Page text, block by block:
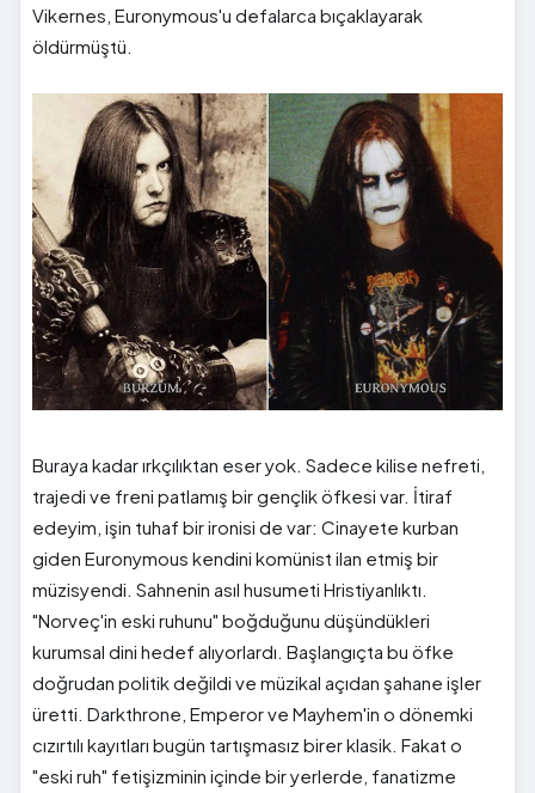
Vikernes, Euronymous'u defalarca bıçaklayarak
öldürmüştü.
Buraya kadar ırkçılıktan eser yok. Sadece kilise nefreti,
trajedi ve freni patlamış bir gençlik öfkesi var. İtiraf
edeyim, işin tuhaf bir ironisi de var: Cinayete kurban
giden Euronymous kendini komünist ilan etmiş bir
müzisyendi. Sahnenin asıl husumeti Hristiyanlıktı.
"Norveç'in eski ruhunu" boğduğunu düşündükleri
kurumsal dini hedef alıyorlardı. Başlangıçta bu öfke
doğrudan politik değildi ve müzikal açıdan şahane işler
üretti. Darkthrone, Emperor ve Mayhem'in o dönemki
cızırtılı kayıtları bugün tartışmasız birer klasik. Fakat o
"eski ruh" fetişizminin içinde bir yerlerde, fanatizme